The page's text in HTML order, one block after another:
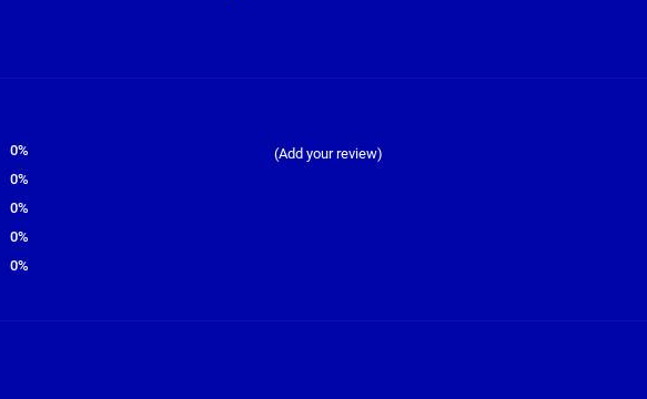
0%
0%
0%
0%
0%
(Add your review)